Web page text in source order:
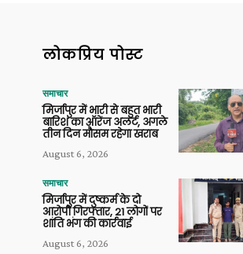
लोकप्रिय पोस्ट
समाचार
मिर्जापुर में भारी से बहुत भारी
बारिश का ऑरेंज अलर्ट, अगले
तीन दिन मौसम रहेगा खराब
August 6, 2026
समाचार
मिर्जापुर में दुष्कर्म के दो
आरोपी गिरफ्तार, 21 लोगों पर
शांति भंग की कार्रवाई
August 6, 2026